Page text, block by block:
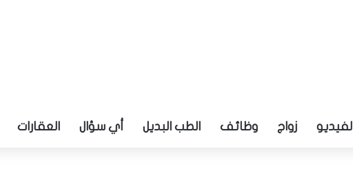
الفيديو زواج وظائف الطب البديل أي سؤال العقارات